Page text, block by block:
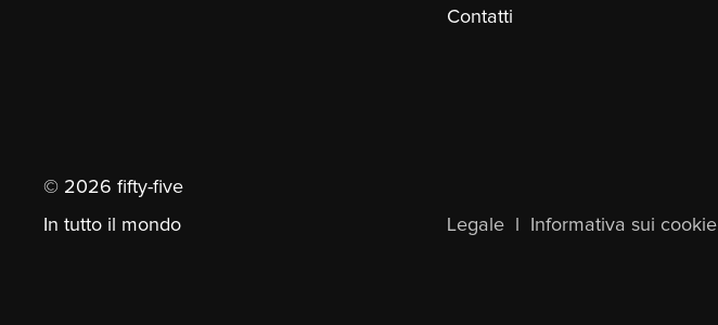
© 2026 fifty-five
In tutto il mondo
Contatti
Legale Informativa sui cookie